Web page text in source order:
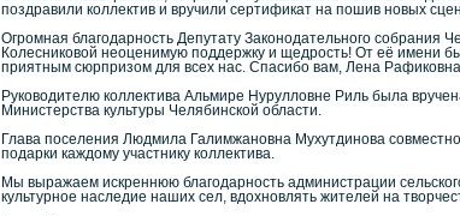
поздравили коллектив и вручили сертификат на пошив новых
Огромная благодарность Депутату Законодательного собрания
Колесниковой неоценимую поддержку и щедрость! От её имени
приятным сюрпризом для всех нас. Спасибо вам, Лена
Руководителю коллектива Альмире Нурулловне Риль была
Министерства культуры Челябинской области.
Глава поселения Людмила Галимжановна Мухутдинова
подарки каждому участнику коллектива.
Мы выражаем искреннюю благодарность администрации
культурное наследие наших сел, вдохновлять жителей на